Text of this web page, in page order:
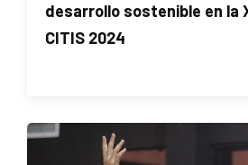
desarrollo sostenible en la
CITIS 2024